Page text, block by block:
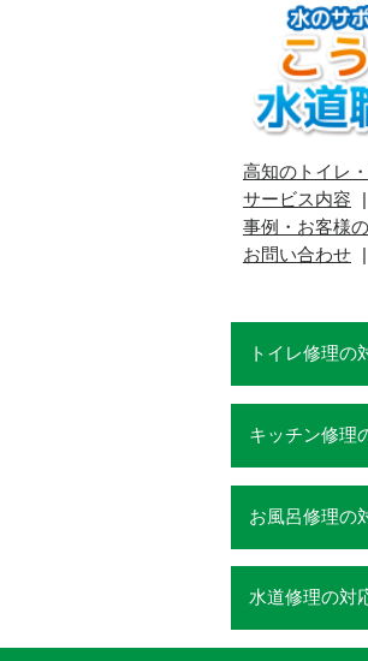
高知のトイレ
サービス内容
事例・お客様
お問い合わせ
トイレ修理の
キッチン修理
お風呂修理の
水道修理の対